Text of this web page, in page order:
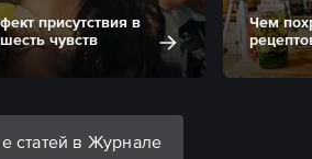
присутствия в
чувств
Чем
статей в Журнале